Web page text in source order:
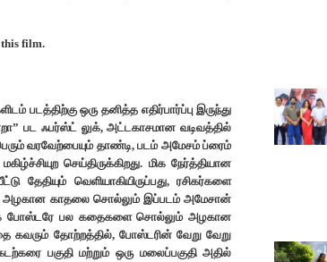
film.
படத்திற்கு ஒரு தனித்த எதிர்பார்ப்பு இருந்து
பட ஃபர்ஸ்ட் லுக், அட்டகாசமான வடிவத்தில்
வரவேற்பையும் தாண்டி, படம் அமேசம் ப்ரைம்
செய்திருக்கிறது. மிக நேர்த்தியான
தேதியும் வெளியாகியிருப்பது, ரசிகர்களை
அழகான காதலை சொல்லும் இப்படம் அமேசான்
போஸ்டரே பல கதைகளை சொல்லும் அழகான
கவரும் தோற்றத்தில், போஸ்டரின் வேறு வேறு
பகுதி மற்றும் ஒரு மலைப்பகுதி அதில்